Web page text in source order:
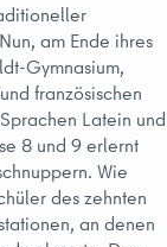
am Ende ihres
Gymnasium,
französischen
Latein und
8 und 9 erlernt
Wie
des zehnten
an denen